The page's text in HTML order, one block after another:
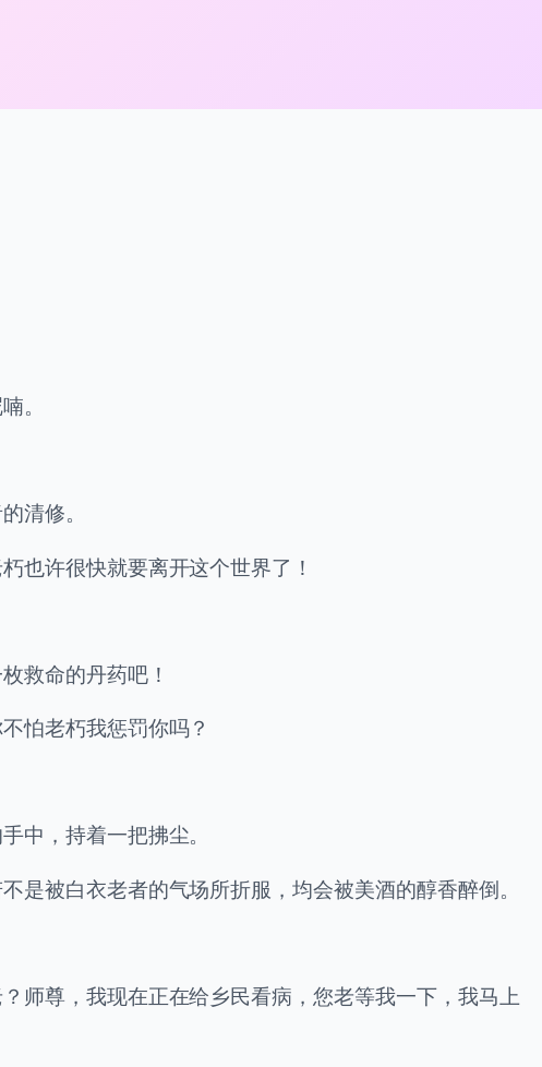
。
清修。
也许很快就要离开这个世界了！
救命的丹药吧！
怕老朽我惩罚你吗？
中，持着一把拂尘。
被白衣老者的气场所折服，均会被美酒的醇香醉倒。
师尊，我现在正在给乡民看病，您老等我一下，我马上